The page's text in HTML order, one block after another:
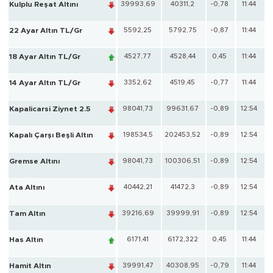
Kulplu Reşat Altını 39993,69 40311,2 -0,78 11:44
22 Ayar Altın TL/Gr 5592,25 5792,75 -0,87 11:44
18 Ayar Altın TL/Gr 4527,77 4528,44 0,45 11:44
14 Ayar Altın TL/Gr 3352,62 4519,45 -0,77 11:44
Kapalicarsi Ziynet 2.5 98041,73 99631,67 -0,89 12:54
Kapalı Çarşı Beşli Altın 198534,5 202453,52 -0,89 12:54
Gremse Altını 98041,73 100306,51 -0,89 12:54
Ata Altını 40442,21 41472,3 -0,89 12:54
Tam Altın 39216,69 39999,91 -0,89 12:54
Has Altın 6171,41 6172,322 0,45 11:44
Hamit Altın 39991,47 40308,95 -0,79 11:44